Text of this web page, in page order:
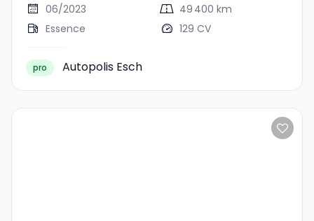
06/2023
49 400 km
Essence
129 CV
pro Autopolis Esch